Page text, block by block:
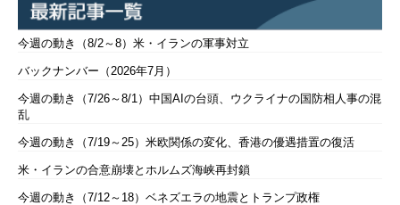
今週の動き（8/2～8）米・イランの軍事対立
バックナンバー（2026年7月）
今週の動き（7/26～8/1）中国AIの台頭、ウクライナの国防相人事の混
乱
今週の動き（7/19～25）米欧関係の変化、香港の優遇措置の復活
米・イランの合意崩壊とホルムズ海峡再封鎖
今週の動き（7/12～18）ベネズエラの地震とトランプ政権